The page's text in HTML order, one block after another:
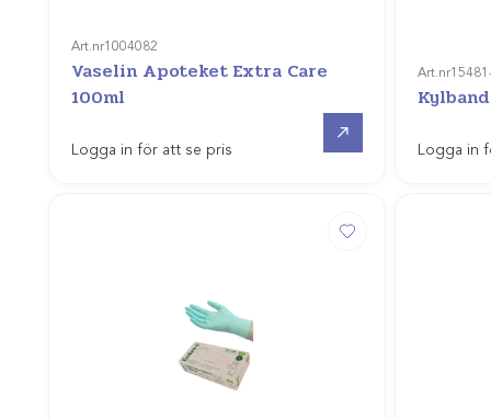
Art.nr1004082
Vaselin Apoteket Extra Care
100ml
Logga in för att se pris
Art.nr
Logga in